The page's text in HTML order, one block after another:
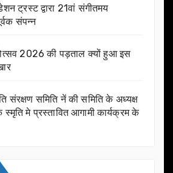
ट्रस्ट द्वारा 21वां संगीतमय
संपन्न
2026 की पड़ताल क्यों हुआ इस
संरक्षण समिति नें की समिति के अध्यक्ष
मे प्रस्तावित आगामी कार्यक्रम के